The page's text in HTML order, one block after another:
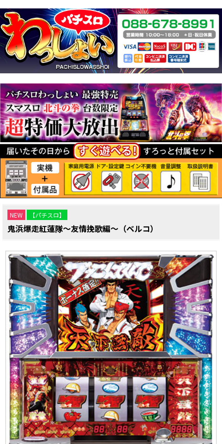
NEW 【パチスロ】
鬼浜爆走紅蓮隊～友情挽歌編～（ベルコ）